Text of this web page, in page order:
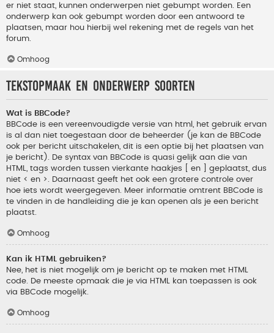
er niet staat, kunnen onderwerpen niet gebumpt worden. Een
onderwerp kan ook gebumpt worden door een antwoord te
plaatsen, maar hou hierbij wel rekening met de regels van het
forum.
Omhoog
Tekstopmaak en onderwerp soorten
Wat is BBCode?
BBCode is een vereenvoudigde versie van html, het gebruik ervan
is al dan niet toegestaan door de beheerder (je kan de BBCode
ook per bericht uitschakelen, dit is een optie bij het plaatsen van
je bericht). De syntax van BBCode is quasi gelijk aan die van
HTML, tags worden tussen vierkante haakjes [ en ] geplaatst, dus
niet < en >. Daarnaast geeft het ook een grotere controle over
hoe iets wordt weergegeven. Meer informatie omtrent BBCode is
te vinden in de handleiding die je kan openen als je een bericht
plaatst.
Omhoog
Kan ik HTML gebruiken?
Nee, het is niet mogelijk om je bericht op te maken met HTML
code. De meeste opmaak die je via HTML kan toepassen is ook
via BBCode mogelijk.
Omhoog